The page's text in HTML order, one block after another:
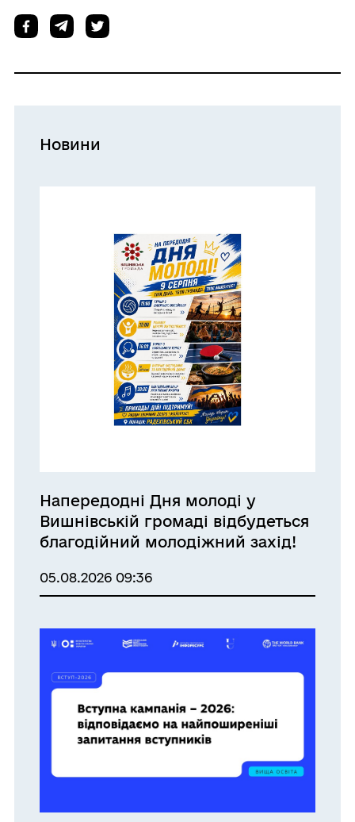
Новини
Напередодні Дня молоді у
Вишнівській громаді відбудеться
благодійний молодіжний захід!
05.08.2026 09:36